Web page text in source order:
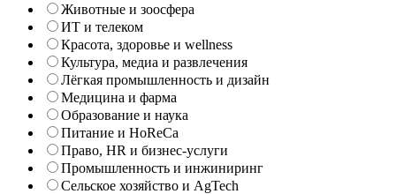
Животные и зоосфера
ИТ и телеком
Красота, здоровье и wellness
Культура, медиа и развлечения
Лёгкая промышленность и дизайн
Медицина и фарма
Образование и наука
Питание и HoReCa
Право, HR и бизнес-услуги
Промышленность и инжиниринг
Сельское хозяйство и AgTech